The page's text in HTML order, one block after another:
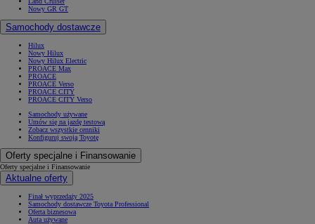
Nowy GR GT
Samochody dostawcze
Hilux
Nowy Hilux
Nowy Hilux Electric
PROACE Max
PROACE
PROACE Verso
PROACE CITY
PROACE CITY Verso
Samochody używane
Umów się na jazdę testową
Zobacz wszystkie cenniki
Konfiguruj swoją Toyotę
Oferty specjalne i Finansowanie
Oferty specjalne i Finansowanie
Aktualne oferty
Finał wyprzedaży 2025
Samochody dostawcze Toyota Professional
Oferta biznesowa
Auta używane